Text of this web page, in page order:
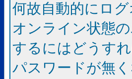
何故自動的にロ
オンライン状態
するにはどうす
パスワードが無